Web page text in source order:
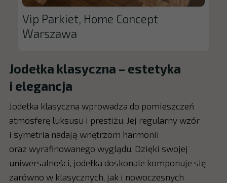
Vip Parkiet, Home Concept
Warszawa
Jodełka klasyczna – estetyka
i elegancja
Jodełka klasyczna wprowadza do pomieszczeń
atmosferę luksusu i prestiżu. Jej regularny wzór
i symetria nadają wnętrzom harmonii
oraz wyrafinowanego wyglądu. Dzięki swojej
uniwersalności, jodełka doskonale komponuje się
zarówno w klasycznych, jak i nowoczesnych